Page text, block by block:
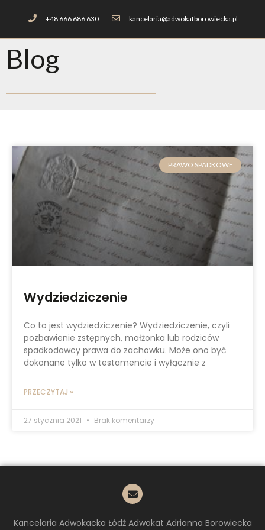
+48 666 686 630 kancelaria@adwokatborowiecka.pl
Blog
PRAWO SPADKOWE
Wydziedziczenie
Co to jest wydziedziczenie? Wydziedziczenie, czyli
pozbawienie zstępnych, małżonka lub rodziców
spadkodawcy prawa do zachowku. Może ono być
dokonane tylko w testamencie i wyłącznie z
PRZECZYTAJ »
27 stycznia 2021 Brak komentarzy
Kancelaria Adwokacka Łódź Adwokat Adrianna Borowiecka